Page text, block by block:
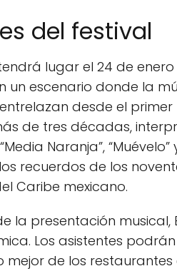
del festival
lugar el 24 de
un escenario donde la
desde el
de tres décadas,
Naranja”,
recuerdos de los
Caribe mexicano.
la presentación
Los asistentes
mejor de los